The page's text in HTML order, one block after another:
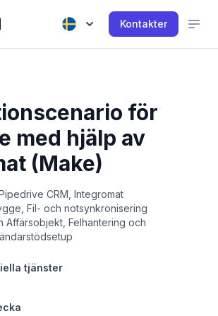
Kontakter
för
med hjälp av
(Make)
CRM, Integromat
Fil- och notsynkronisering
Affärsobjekt, Felhantering och
tjänster